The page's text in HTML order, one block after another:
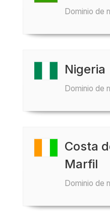
Dominio de
Nigeria
Dominio de
Costa
Marfil
Dominio de